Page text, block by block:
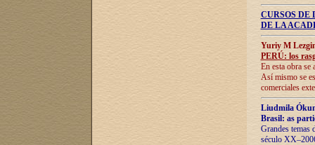
CURSOS
DE LA
Yuriy M
PERÚ: los
En esta obra se
Así mismo se
comerciales
Liudmila
Brasil: as
Grandes temas
século